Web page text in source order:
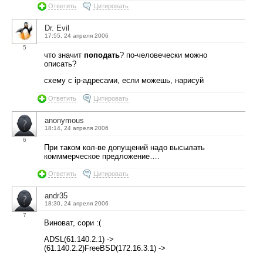
Ответить Цитировать
5
Dr. Evil
17:55, 24 апреля 2006
что значит поподать? по-человечески можно
описать?
схему с ip-адресами, если можешь, нарисуй
Ответить Цитировать
6
anonymous
18:14, 24 апреля 2006
При таком кол-ве допущений надо высылать
комммерческое предложение….
Ответить Цитировать
7
andr35
18:30, 24 апреля 2006
Виноват, сори :(
ADSL(61.140.2.1) ->
(61.140.2.2)FreeBSD(172.16.3.1) ->